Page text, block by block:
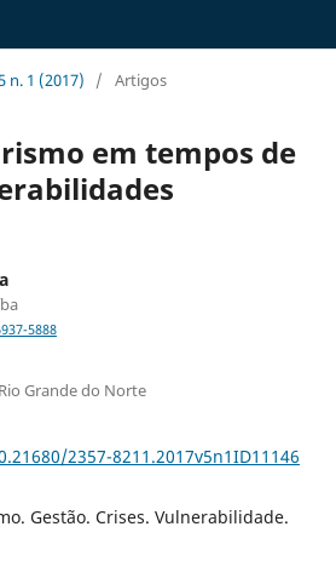
n. 1 (2017) / Artigos
em tempos de
5888
Grande do Norte
2357-8211.2017v5n1ID11146
Gestão. Crises. Vulnerabilidade.